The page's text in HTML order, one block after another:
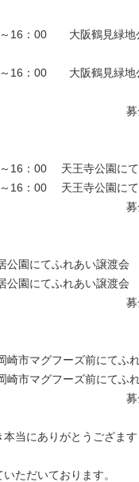
16：00 大阪鶴見緑地
16：00 大阪鶴見緑地
ありが
16：00 天王寺公園にて
16：00 天王寺公園にて
ありが
公園にてふれあい譲渡
公園にてふれあい譲渡
あり
崎市マグフーズ前にて
崎市マグフーズ前にて
当にありがとうござます
ただいております。